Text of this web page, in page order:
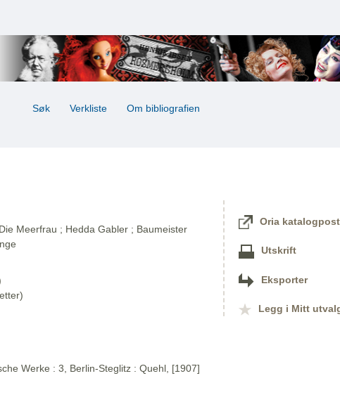
Søk Verkliste Om bibliografien
Meerfrau ; Hedda Gabler ; Baumeister
Werke : 3, Berlin-Steglitz : Quehl, [1907]
Oria katalogpost
Utskrift
Eksporter
Legg i Mitt